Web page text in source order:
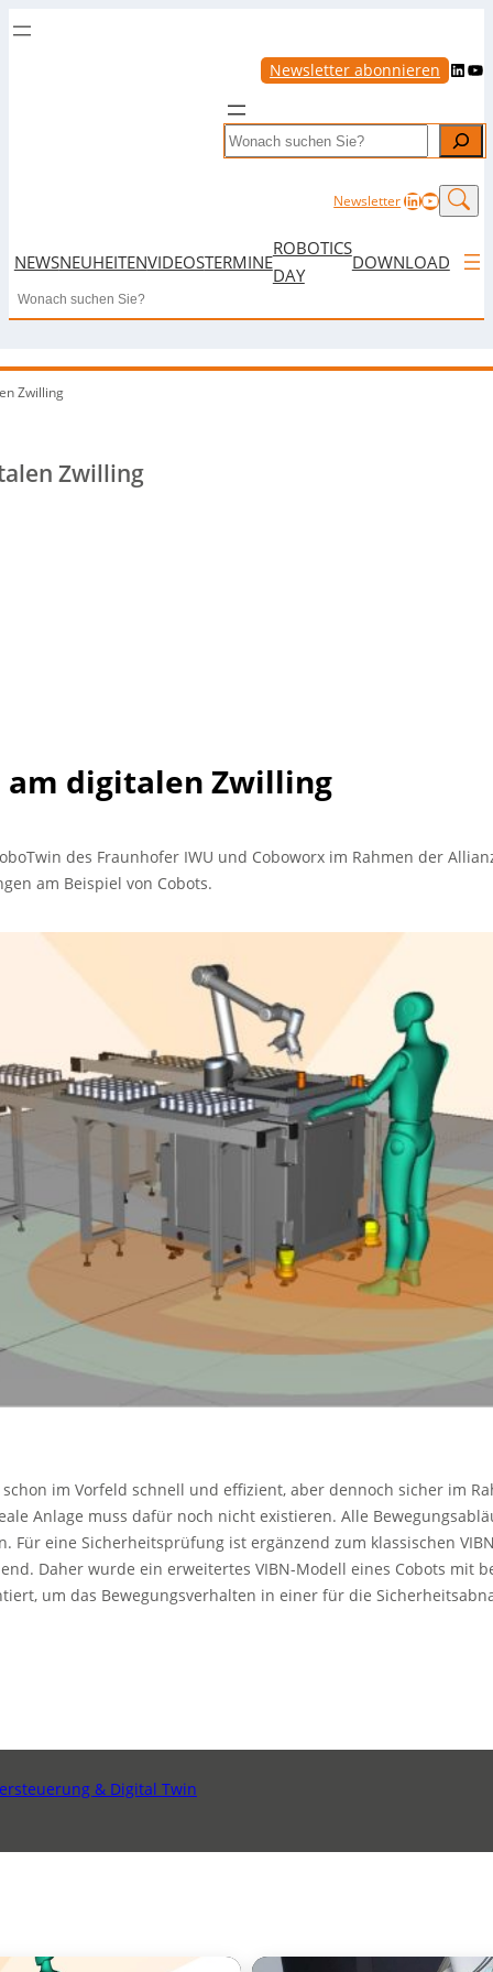
Newsletter abonnieren LinkedIn YouTube
Search
NewsletterLinkedIn
NEWSNEUHEITENVIDEOSTERMINE
ROBOTICS
DAY
DOWNLOAD
Search
Zwilling
Zwilling
digitalen Zwilling
des Fraunhofer IWU und Coboworx im Rahmen der
am Beispiel von Cobots.
im Vorfeld schnell und effizient, aber dennoch sicher im
Anlage muss dafür noch nicht existieren. Alle
Für eine Sicherheitsprüfung ist ergänzend zum klassischen
Daher wurde ein erweitertes VIBN-Modell eines Cobots mit
um das Bewegungsverhalten in einer für die
& Digital Twin